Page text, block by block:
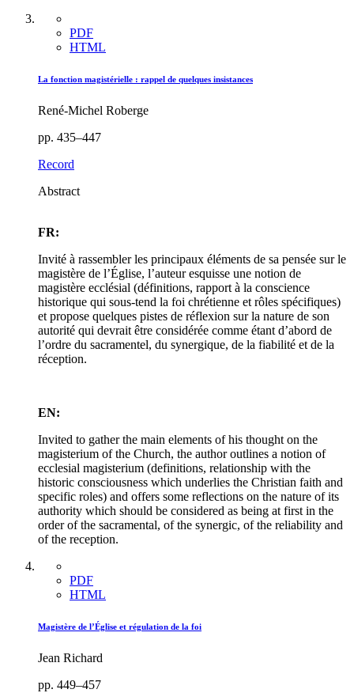
PDF
HTML
La fonction magistérielle : rappel de quelques insistances
René-Michel Roberge
pp. 435–447
Record
Abstract
FR:
Invité à rassembler les principaux éléments de sa pensée sur le
magistère de l’Église, l’auteur esquisse une notion de
magistère ecclésial (définitions, rapport à la conscience
historique qui sous-tend la foi chrétienne et rôles spécifiques)
et propose quelques pistes de réflexion sur la nature de son
autorité qui devrait être considérée comme étant d’abord de
l’ordre du sacramentel, du synergique, de la fiabilité et de la
réception.
EN:
Invited to gather the main elements of his thought on the
magisterium of the Church, the author outlines a notion of
ecclesial magisterium (definitions, relationship with the
historic consciousness which underlies the Christian faith and
specific roles) and offers some reflections on the nature of its
authority which should be considered as being at first in the
order of the sacramental, of the synergic, of the reliability and
of the reception.
PDF
HTML
Magistère de l’Église et régulation de la foi
Jean Richard
pp. 449–457